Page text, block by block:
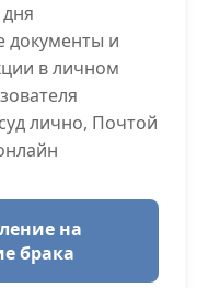
документы и
в личном
лично, Почтой
на
брака